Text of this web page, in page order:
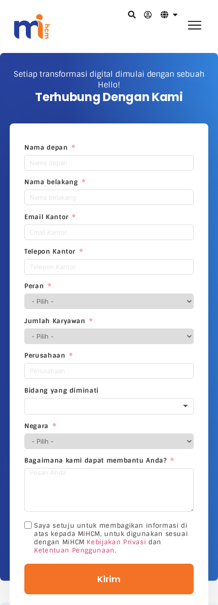
Setiap transformasi digital dimulai dengan sebuah
Hello!
Terhubung Dengan Kami
Nama depan
Nama belakang
Email Kantor
Telepon Kantor
Peran
Jumlah Karyawan
Perusahaan
Bidang yang diminati
Negara
Bagaimana kami dapat membantu Anda?
Saya setuju untuk membagikan informasi di
atas kepada MiHCM, untuk digunakan sesuai
dengan MiHCM Kebijakan Privasi dan
Ketentuan Penggunaan.
Kirim